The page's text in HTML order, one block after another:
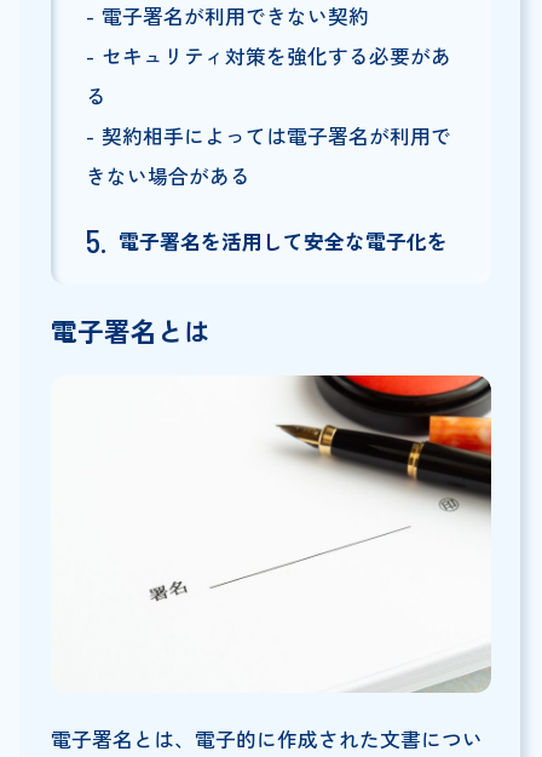
電子署名が利用できない契約
セキュリティ対策を強化する必要があ
る
契約相手によっては電子署名が利用で
きない場合がある
電子署名を活用して安全な電子化を
電子署名とは
電子署名とは、電子的に作成された文書につい